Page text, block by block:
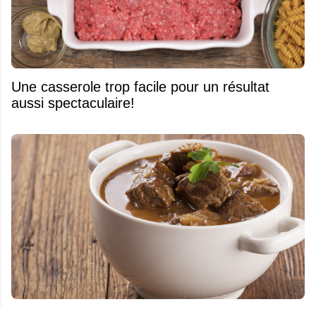
Une casserole trop facile pour un résultat
aussi spectaculaire!